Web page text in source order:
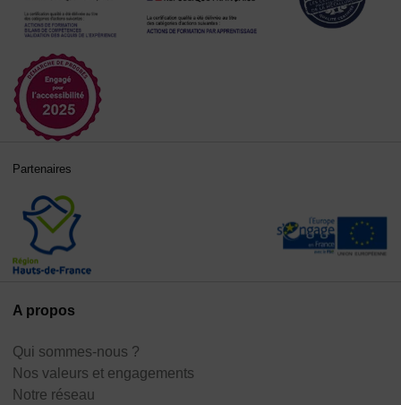
A propos
Qui sommes-nous ?
Nos valeurs et engagements
Notre réseau
Partenaires